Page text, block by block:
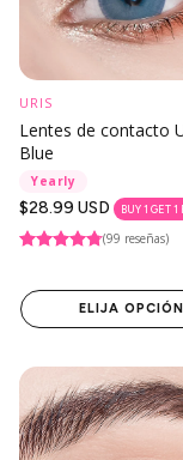
URIS
Lentes de contacto
Blue
Yearly
Precio
regular
$28.99 USD BUY 1 GET 1
(99 reseñas)
ELIJA OPCIÓN